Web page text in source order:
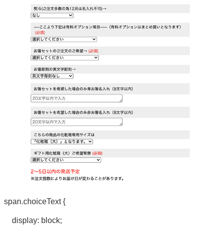
span.choiceText {
display: block;